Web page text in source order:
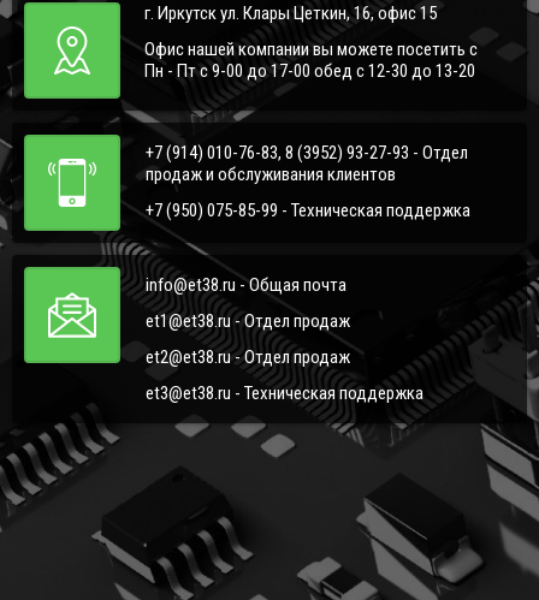
г. Иркутск ул. Клары Цеткин, 16, офис 15
Офис нашей компании вы можете посетить с
Пн - Пт с 9-00 до 17-00 обед с 12-30 до 13-20
+7 (914) 010-76-83, 8 (3952) 93-27-93 - Отдел
продаж и обслуживания клиентов
+7 (950) 075-85-99 - Техническая поддержка
info@et38.ru - Общая почта
et1@et38.ru - Отдел продаж
et2@et38.ru - Отдел продаж
et3@et38.ru - Техническая поддержка